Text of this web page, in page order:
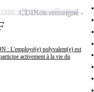
: L'employé(e) polyvalent(e) est
activement à la vie du
CDINon renseigné
offre à ma sélection